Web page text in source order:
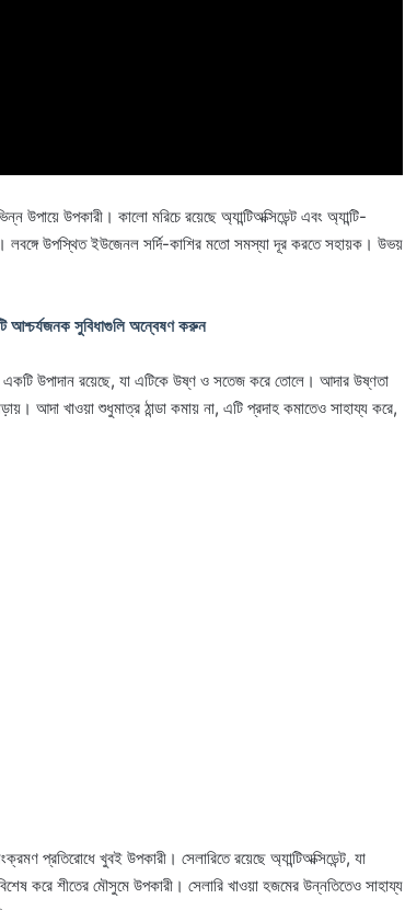
উপায়ে উপকারী। কালো মরিচে রয়েছে অ্যান্টিঅক্সিডেন্ট এবং অ্যান্টি-
লবঙ্গে উপস্থিত ইউজেনল সর্দি-কাশির মতো সমস্যা দূর করতে সহায়ক। উভয়
আশ্চর্যজনক সুবিধাগুলি অন্বেষণ করুন
উপাদান রয়েছে, যা এটিকে উষ্ণ ও সতেজ করে তোলে। আদার উষ্ণতা
আদা খাওয়া শুধুমাত্র ঠান্ডা কমায় না, এটি প্রদাহ কমাতেও সাহায্য করে,
প্রতিরোধে খুবই উপকারী। সেলারিতে রয়েছে অ্যান্টিঅক্সিডেন্ট, যা
করে শীতের মৌসুমে উপকারী। সেলারি খাওয়া হজমের উন্নতিতেও সাহায্য